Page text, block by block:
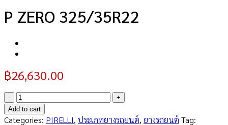
P ZERO 325/35R22
฿26,630.00
P
ZERO
325/35R22
Add to cart
Categories: PIRELLI, ประเภทยางรถยนต์, ยางรถยนต์ Tag: